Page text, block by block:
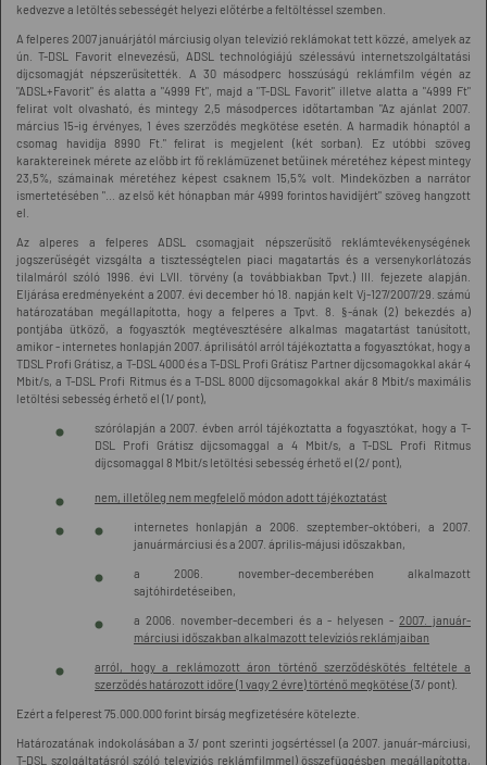
kedvezve a letöltés sebességét helyezi előtérbe a feltöltéssel szemben.
A felperes 2007 januárjától márciusig olyan televízió reklámokat tett közzé, amelyek az
ún. T-DSL Favorit elnevezésű, ADSL technológiájú szélessávú internetszolgáltatási
díjcsomagját népszerűsítették. A 30 másodperc hosszúságú reklámfilm végén az
"ADSL+Favorit" és alatta a "4999 Ft", majd a "T-DSL Favorit" illetve alatta a "4999 Ft"
felirat volt olvasható, és mintegy 2,5 másodperces időtartamban "Az ajánlat 2007.
március 15-ig érvényes, 1 éves szerződés megkötése esetén. A harmadik hónaptól a
csomag havidíja 8990 Ft." felirat is megjelent (két sorban). Ez utóbbi szöveg
karaktereinek mérete az előbb írt fő reklámüzenet betűinek méretéhez képest mintegy
23,5%, számainak méretéhez képest csaknem 15,5% volt. Mindeközben a narrátor
ismertetésében "... az első két hónapban már 4999 forintos havidíjért" szöveg hangzott
el.
Az alperes a felperes ADSL csomagjait népszerűsítő reklámtevékenységének
jogszerűségét vizsgálta a tisztességtelen piaci magatartás és a versenykorlátozás
tilalmáról szóló 1996. évi LVII. törvény (a továbbiakban Tpvt.) III. fejezete alapján.
Eljárása eredményeként a 2007. évi december hó 18. napján kelt Vj-127/2007/29. számú
határozatában megállapította, hogy a felperes a Tpvt. 8. §-ának (2) bekezdés a)
pontjába ütköző, a fogyasztók megtévesztésére alkalmas magatartást tanúsított,
amikor - internetes honlapján 2007. áprilisától arról tájékoztatta a fogyasztókat, hogy a
TDSL Profi Grátisz, a T-DSL 4000 és a T-DSL Profi Grátisz Partner díjcsomagokkal akár 4
Mbit/s, a T-DSL Profi Ritmus és a T-DSL 8000 díjcsomagokkal akár 8 Mbit/s maximális
letöltési sebesség érhető el (1/ pont),
szórólapján a 2007. évben arról tájékoztatta a fogyasztókat, hogy a T-
DSL Profi Grátisz díjcsomaggal a 4 Mbit/s, a T-DSL Profi Ritmus
díjcsomaggal 8 Mbit/s letöltési sebesség érhető el (2/ pont),
nem, illetőleg nem megfelelő módon adott tájékoztatást
internetes honlapján a 2006. szeptember-októberi, a 2007.
januármárciusi és a 2007. április-májusi időszakban,
a 2006. november-decemberében alkalmazott
sajtóhirdetéseiben,
a 2006. november-decemberi és a - helyesen -2007. január-
márciusi időszakban alkalmazott televíziós reklámjaiban
arról, hogy a reklámozott áron történő szerződéskötés feltétele a
szerződés határozott időre (1 vagy 2 évre) történő megkötése (3/ pont).
Ezért a felperest 75.000.000 forint bírság megfizetésére kötelezte.
Határozatának indokolásában a 3/ pont szerinti jogsértéssel (a 2007. január-márciusi,
T-DSL szolgáltatásról szóló televíziós reklámfilmmel) összefüggésben megállapította,